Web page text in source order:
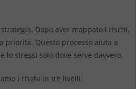
Dopo aver mappato i rischi,
priorità. Questo processo aiuta a
lo stress) solo dove serve davvero.
i rischi in tre livelli: